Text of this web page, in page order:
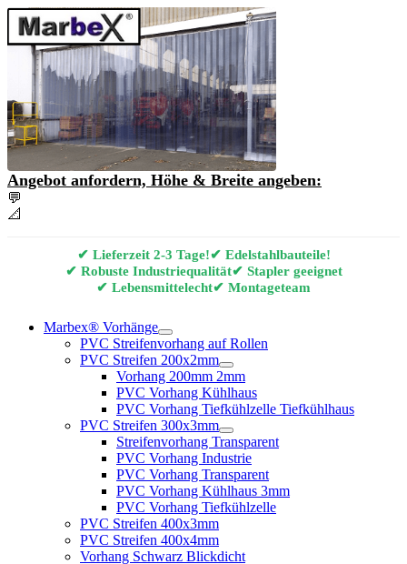
Angebot anfordern, Höhe & Breite angeben:
💬
📐
✔ Lieferzeit 2-3 Tage!✔ Edelstahlbauteile!
✔ Robuste Industriequalität✔ Stapler geeignet
✔ Lebensmittelecht✔ Montageteam
Marbex® Vorhänge
PVC Streifenvorhang auf Rollen
PVC Streifen 200x2mm
Vorhang 200mm 2mm
PVC Vorhang Kühlhaus
PVC Vorhang Tiefkühlzelle Tiefkühlhaus
PVC Streifen 300x3mm
Streifenvorhang Transparent
PVC Vorhang Industrie
PVC Vorhang Transparent
PVC Vorhang Kühlhaus 3mm
PVC Vorhang Tiefkühlzelle
PVC Streifen 400x3mm
PVC Streifen 400x4mm
Vorhang Schwarz Blickdicht